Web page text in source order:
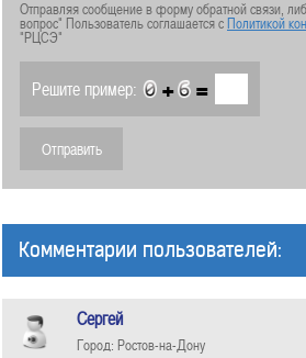
Отправляя сообщение в форму обратной связи,
вопрос" Пользователь соглашается сПолитикой
"РЦСЭ"
Решите пример: + =
Комментарии пользователей:
Сергей
Город: Ростов-на-Дону